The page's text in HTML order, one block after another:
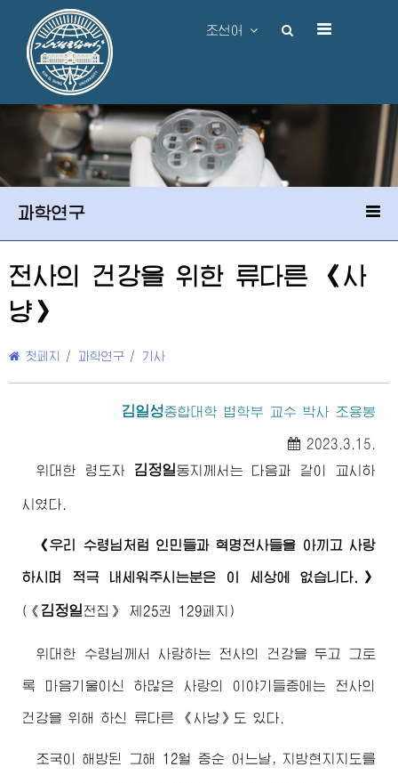
조선어
과학연구
전사의 건강을 위한 류다른 《사
냥》
첫페지 / 과학연구 / 기사
김일성종합대학 법학부 교수 박사 조용봉
2023.3.15.
위대한
령도자 김정일동지께서 는 다음과 같이 교시하
시였다.
《우리 수령님 처럼 인민들과 혁명전사들을 아끼고 사랑
하시며 적극 내세워주시는분은 이 세상에 없습니다.》
( 《 김정일 전집》 제25권 129페지)
위대한 수령님께서 사랑하는 전사의 건강을 두고 그토
록 마음기울이신 하많은 사랑의 이야기들중에는 전사의
건강을 위해 하신 류다른 《사냥》도 있다.
조국이 해방된 그해 12월 중순 어느날, 지방현지지도를